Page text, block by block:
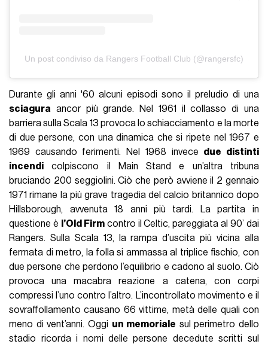
Un post condiviso da Rangers Football Club (@rangersfc)
Durante gli anni '60 alcuni episodi sono il preludio di una
sciagura ancor più grande. Nel 1961 il collasso di una
barriera sulla Scala 13 provoca lo schiacciamento e la morte
di due persone, con una dinamica che si ripete nel 1967 e
1969 causando ferimenti. Nel 1968 invece due distinti
incendi colpiscono il Main Stand e un’altra tribuna
bruciando 200 seggiolini. Ciò che però avviene il 2 gennaio
1971 rimane la più grave tragedia del calcio britannico dopo
Hillsborough, avvenuta 18 anni più tardi. La partita in
questione è
l’Old Firmcontro il Celtic, pareggiata al 90’ dai
Rangers. Sulla Scala 13, la rampa d’uscita più vicina alla
fermata di metro, la folla si ammassa al triplice fischio, con
due persone che perdono l’equilibrio e cadono al suolo. Ciò
provoca una macabra reazione a catena, con corpi
compressi l’uno contro l’altro. L’incontrollato movimento e il
sovraffollamento causano 66 vittime, metà delle quali con
meno di vent’anni. Oggi un memoriale sul perimetro dello
stadio ricorda i nomi delle persone decedute scritti sul